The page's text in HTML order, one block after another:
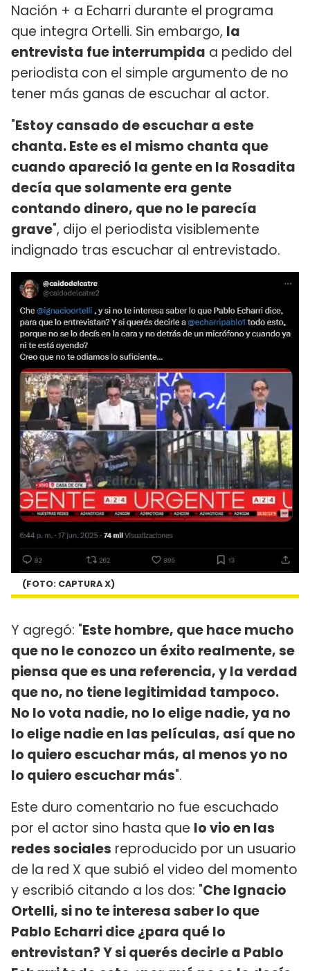
Nación + a Echarri durante el programa
que integra Ortelli. Sin embargo, la
entrevista fue interrumpida a pedido del
periodista con el simple argumento de no
tener más ganas de escuchar al actor.
"Estoy cansado de escuchar a este
chanta. Este es el mismo chanta que
cuando apareció la gente en la Rosadita
decía que solamente era gente
contando dinero, que no le parecía
grave", dijo el periodista visiblemente
indignado tras escuchar al entrevistado.
(FOTO: CAPTURA X)
Y agregó: "Este hombre, que hace mucho
que no le conozco un éxito realmente, se
piensa que es una referencia, y la verdad
que no, no tiene legitimidad tampoco.
No lo vota nadie, no lo elige nadie, ya no
lo elige nadie en las películas, así que no
lo quiero escuchar más, al menos yo no
lo quiero escuchar más".
Este duro comentario no fue escuchado
por el actor sino hasta que lo vio en las
redes sociales reproducido por un usuario
de la red X que subió el video del momento
y escribió citando a los dos: "Che Ignacio
Ortelli, si no te interesa saber lo que
Pablo Echarri dice ¿para qué lo
entrevistan? Y si querés decirle a Pablo